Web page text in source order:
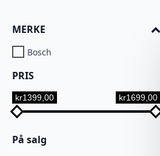
MERKE
Bosch
PRIS
kr1399,00 kr1699,00
På salg